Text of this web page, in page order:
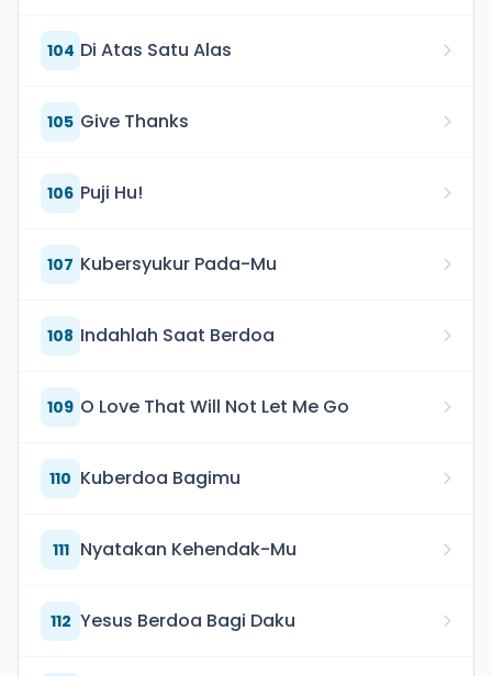
104 Di Atas Satu Alas
105 Give Thanks
106 Puji Hu!
107 Kubersyukur Pada-Mu
108 Indahlah Saat Berdoa
109 O Love That Will Not Let Me Go
110 Kuberdoa Bagimu
111 Nyatakan Kehendak-Mu
112 Yesus Berdoa Bagi Daku